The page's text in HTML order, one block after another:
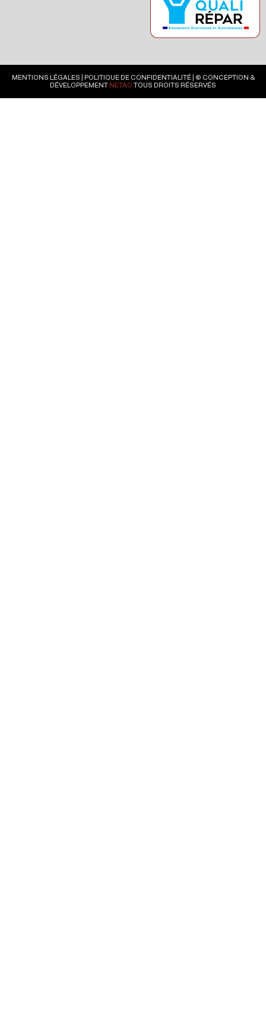
MENTIONS LÉGALES POLITIQUE DE CONFIDENTIALITÉ| © CONCEPTION &
DÉVELOPPEMENT NETAO TOUS DROITS RÉSERVÉS